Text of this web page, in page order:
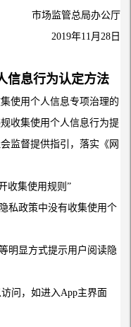
市场监管总局办公厅
2019年11月 28 日
信息行为认定方法
使用个人信息专项治理的
收集使用个人信息行为提
监督提供指引，落实《网
收集使用规则”
私政策中没有收集使用个
明显方式提示用户阅读隐
问，如进入App主界面